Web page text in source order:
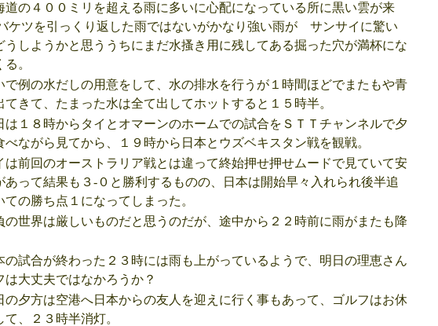
道の４００ミリを超える雨に多いに心配になっている所に黒い雲が来
ケツを引っくり返した雨ではないがかなり強い雨が サンサイに驚い
うしようかと思ううちにまだ水搔き用に残してある掘った穴が満杯にな
。
例の水だしの用意をして、水の排水を行うが１時間ほどでまたもや青
てきて、たまった水は全て出してホットすると１５時半。
１８時からタイとオマーンのホームでの試合をＳＴＴチャンネルで夕
べながら見てから、１９時から日本とウズベキスタン戦を観戦。
前回のオーストラリア戦とは違って終始押せ押せムードで見ていて安
あって結果も３-０と勝利するものの、日本は開始早々入れられ後半追
ての勝ち点１になってしまった。
世界は厳しいものだと思うのだが、途中から２２時前に雨がまたも降
試合が終わった２３時には雨も上がっているようで、明日の理恵さん
は大丈夫ではなかろうか？
夕方は空港へ日本からの友人を迎えに行く事もあって、ゴルフはお休
て、２３時半消灯。